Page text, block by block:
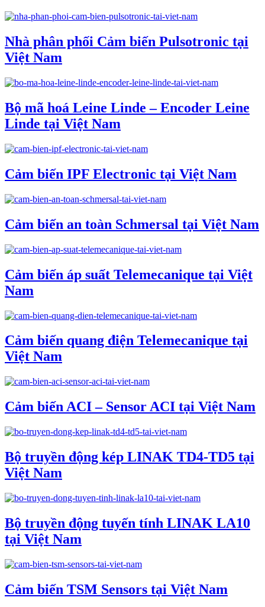
Nhà phân phối Cảm biến Pulsotronic tại
Việt Nam
Bộ mã hoá Leine Linde – Encoder Leine
Linde tại Việt Nam
Cảm biến IPF Electronic tại Việt Nam
Cảm biến an toàn Schmersal tại Việt Nam
Cảm biến áp suất Telemecanique tại Việt
Nam
Cảm biến quang điện Telemecanique tại
Việt Nam
Cảm biến ACI – Sensor ACI tại Việt Nam
Bộ truyền động kép LINAK TD4-TD5 tại
Việt Nam
Bộ truyền động tuyến tính LINAK LA10
tại Việt Nam
Cảm biến TSM Sensors tại Việt Nam